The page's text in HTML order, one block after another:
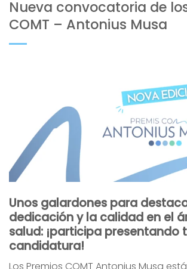
Nueva convocatoria de
COMT – Antonius Musa
Unos galardones para
dedicación y la calidad en el
salud: ¡participa presentando
candidatura!